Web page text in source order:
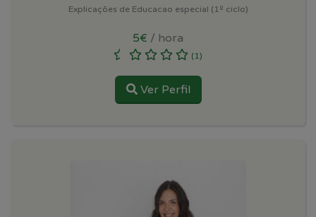
Explicações de Educacao especial (1º ciclo)
5€ / hora
(1)
Ver Perfil